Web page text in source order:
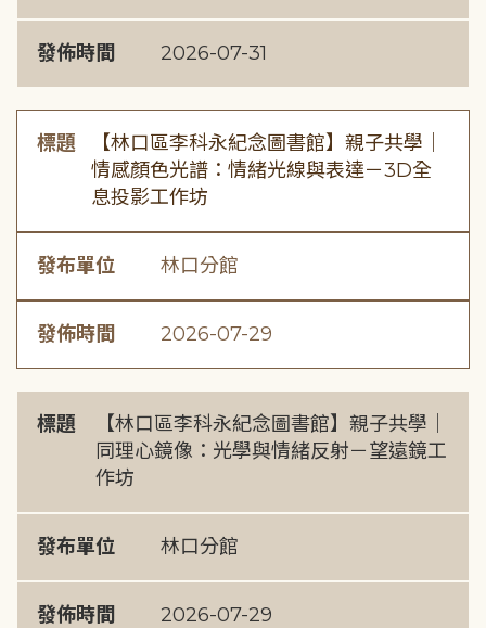
發佈時間 2026-07-31
標題
【林口區李科永紀念圖書館】親子共學｜
情感顏色光譜：情緒光線與表達－3D全
息投影工作坊
發布單位 林口分館
發佈時間 2026-07-29
標題
【林口區李科永紀念圖書館】親子共學｜
同理心鏡像：光學與情緒反射－望遠鏡工
作坊
發布單位 林口分館
發佈時間 2026-07-29